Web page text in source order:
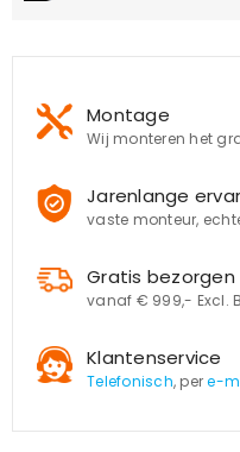
Montage
Wij monteren het
Jarenlange
vaste monteur,
Gratis bezorgen
vanaf € 999,- Excl.
Klantenservice
Telefonisch, pere-